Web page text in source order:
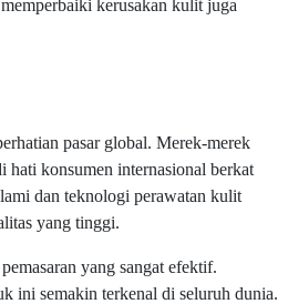
kerusakan kulit juga
pasar global. Merek-merek
hati konsumen internasional berkat
dan teknologi perawatan kulit
yang tinggi.
yang sangat efektif.
ini semakin terkenal di seluruh dunia.